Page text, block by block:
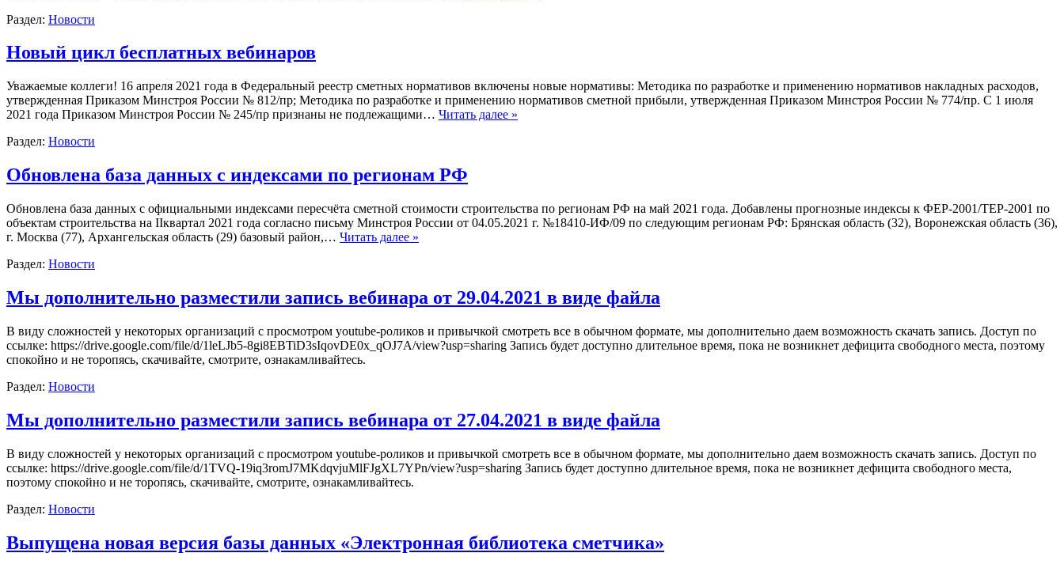
Раздел: Новости
Новый цикл бесплатных вебинаров
Уважаемые коллеги! 16 апреля 2021 года в Федеральный реестр сметных нормативов включены новые нормативы: Методика по разработке и применению нормативов накладных расходов,
утвержденная Приказом Минстроя России № 812/пр; Методика по разработке и применению нормативов сметной прибыли, утвержденная Приказом Минстроя России № 774/пр. С 1 июля
2021 года Приказом Минстроя России № 245/пр признаны не подлежащими… Читать далее »
Раздел: Новости
Обновлена база данных с индексами по регионам РФ
Обновлена база данных с официальными индексами пересчёта сметной стоимости строительства по регионам РФ на май 2021 года. Добавлены прогнозные индексы к ФЕР-2001/ТЕР-2001 по
объектам строительства на IIквартал 2021 года согласно письму Минстроя России от 04.05.2021 г. №18410-ИФ/09 по следующим регионам РФ: Брянская область (32), Воронежская область (36),
г. Москва (77), Архангельская область (29) базовый район,… Читать далее »
Раздел: Новости
Мы дополнительно разместили запись вебинара от 29.04.2021 в виде файла
В виду сложностей у некоторых организаций с просмотром youtube-роликов и привычкой смотреть все в обычном формате, мы дополнительно даем возможность скачать запись. Доступ по
ссылке: https://drive.google.com/file/d/1leLJb5-8gi8EBTiD3sIqovDE0x_qOJ7A/view?usp=sharing Запись будет доступно длительное время, пока не возникнет дефицита свободного места, поэтому
спокойно и не торопясь, скачивайте, смотрите, ознакамливайтесь.
Раздел: Новости
Мы дополнительно разместили запись вебинара от 27.04.2021 в виде файла
В виду сложностей у некоторых организаций с просмотром youtube-роликов и привычкой смотреть все в обычном формате, мы дополнительно даем возможность скачать запись. Доступ по
ссылке: https://drive.google.com/file/d/1TVQ-19iq3romJ7MKdqvjuMlFJgXL7YPn/view?usp=sharing Запись будет доступно длительное время, пока не возникнет дефицита свободного места,
поэтому спокойно и не торопясь, скачивайте, смотрите, ознакамливайтесь.
Раздел: Новости
Выпущена новая версия базы данных «Электронная библиотека сметчика»